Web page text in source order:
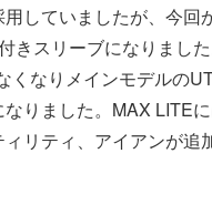
していましたが、今回
きスリーブになりまし
くなりメインモデルの
りました。MAX LITE
リティ、アイアンが追